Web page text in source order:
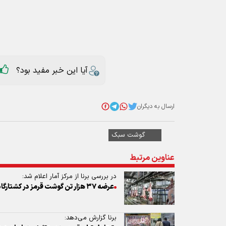
در بررسی برنا از مرکز آمار اعلام شد:
عرضه ۳۷ هزار تن گوشت قرمز در کشتارگاه‌ها در اردیبهشت‌ماه
آخرین سنگر امنیت غذایی در برابر دلار ۱۷۴ هزار تومانی + چند جدول اختصاصی
استان جایگزین مسیرهای پرخطر جنوب